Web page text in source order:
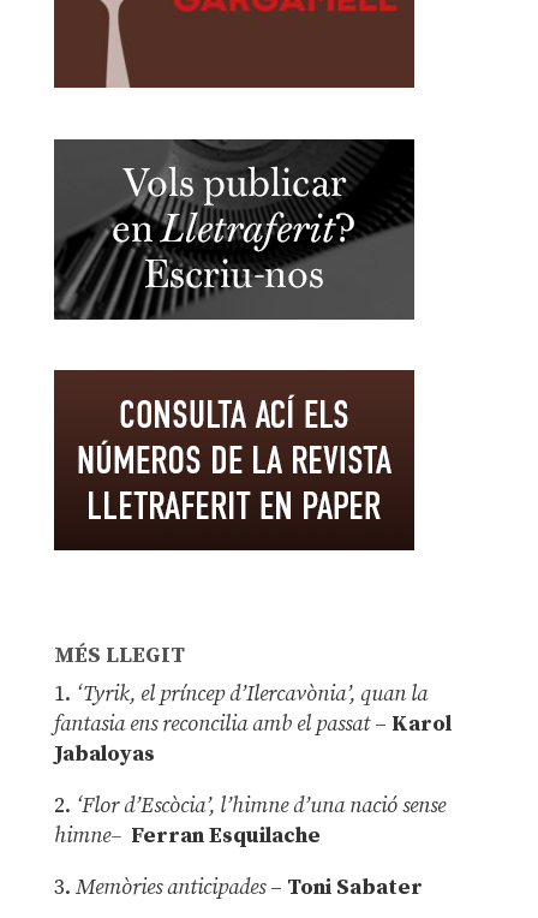
MÉS LLEGIT
1. ‘Tyrik, el príncep d’Ilercavònia’, quan la
fantasia ens reconcilia amb el passat– Karol
Jabaloyas
2. ‘Flor d’Escòcia’, l’himne d’una nació sense
himne– Ferran Esquilache
3. Memòries anticipades– Toni Sabater